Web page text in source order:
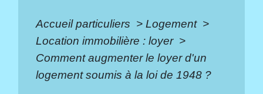
Accueil particuliers > Logement >
Location immobilière : loyer >
Comment augmenter le loyer d'un
logement soumis à la loi de 1948 ?